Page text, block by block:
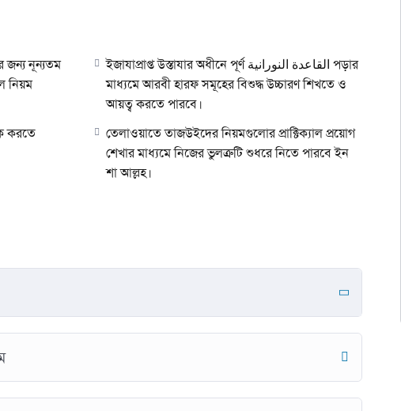
জন্য নূন্যতম
নিয়ম
ইজাযাপ্রাপ্ত উস্তাযার অধীনে পূর্ণ القاعدة النورانية পড়ার
মাধ্যমে আরবী হারফ সমূহের বিশুদ্ধ উচ্চারণ শিখতে ও
আয়ত্ব করতে পারবে।
করতে
তেলাওয়াতে তাজউইদের নিয়মগুলোর প্রাক্টিক্যাল প্রয়োগ
শেখার মাধ্যমে নিজের ভুলত্রুটি শুধরে নিতে পারবে ইন
শা আল্লহ।